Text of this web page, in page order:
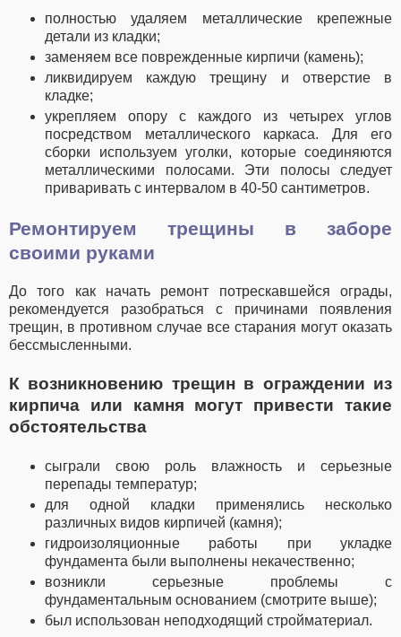
полностью удаляем металлические крепежные
детали из кладки;
заменяем все поврежденные кирпичи (камень);
ликвидируем каждую трещину и отверстие в
кладке;
укрепляем опору с каждого из четырех углов
посредством металлического каркаса. Для его
сборки используем уголки, которые соединяются
металлическими полосами. Эти полосы следует
приваривать с интервалом в 40-50 сантиметров.
Ремонтируем трещины в заборе
своими руками
До того как начать ремонт потрескавшейся ограды,
рекомендуется разобраться с причинами появления
трещин, в противном случае все старания могут оказать
бессмысленными.
К возникновению трещин в ограждении из
кирпича или камня могут привести такие
обстоятельства
сыграли свою роль влажность и серьезные
перепады температур;
для одной кладки применялись несколько
различных видов кирпичей (камня);
гидроизоляционные работы при укладке
фундамента были выполнены некачественно;
возникли серьезные проблемы с
фундаментальным основанием (смотрите выше);
был использован неподходящий стройматериал.